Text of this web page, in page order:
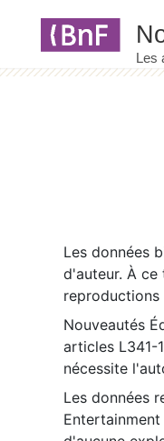
Les données
d'auteur. À
Nouveautés
articles L341-
nécessite
Les données